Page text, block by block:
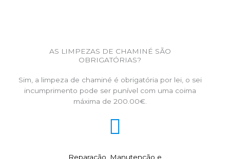
AS LIMPEZAS DE CHAMINÉ SÃO
OBRIGATÓRIAS?
Sim, a limpeza de chaminé é obrigatória por lei, o sei
incumprimento pode ser punível com uma coima
máxima de 200.00€.
Reparação, Manutenção e